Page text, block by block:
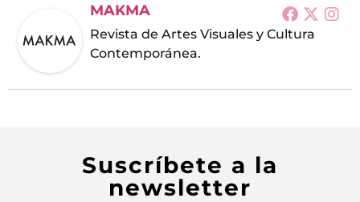
MAKMA
Revista de Artes Visuales y Cultura
Contemporánea.
Suscríbete a la
newsletter